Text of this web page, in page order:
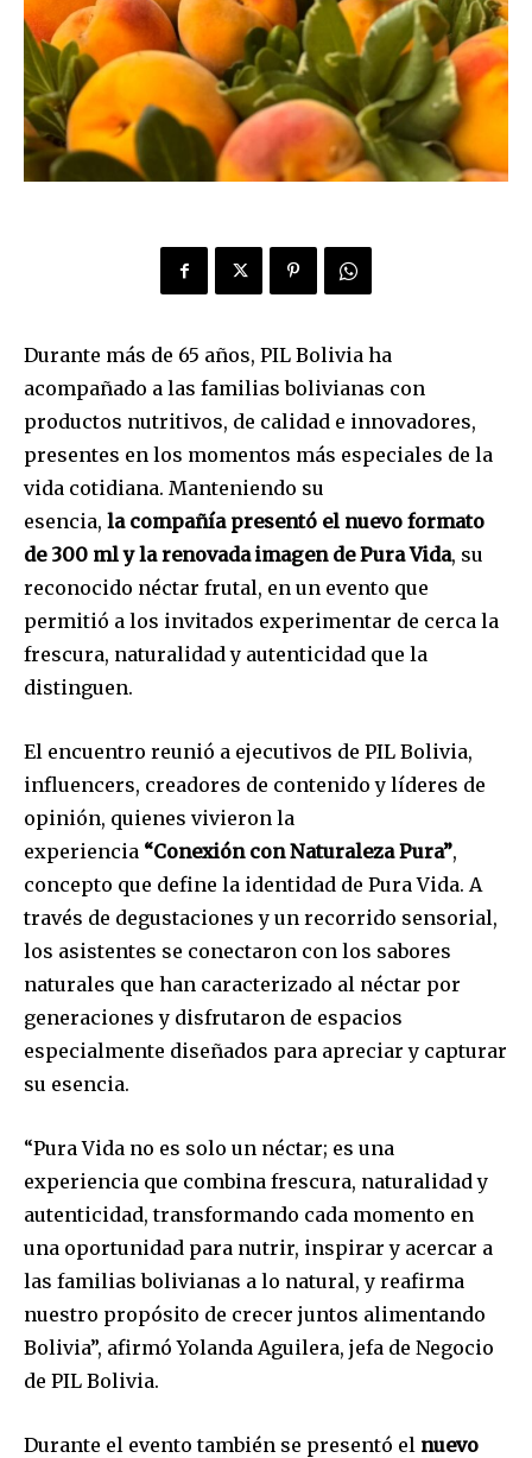
Durante más de 65 años, PIL Bolivia ha
acompañado a las familias bolivianas con
productos nutritivos, de calidad e innovadores,
presentes en los momentos más especiales de la
vida cotidiana. Manteniendo su
esencia, la compañía presentó el nuevo formato
de 300 ml yla renovada imagen de Pura Vida, su
reconocido néctar frutal, en un evento que
permitió a los invitados experimentar de cerca la
frescura, naturalidad y autenticidad que la
distinguen.
El encuentro reunió a ejecutivos de PIL Bolivia,
influencers, creadores de contenido y líderes de
opinión, quienes vivieron la
experiencia “Conexión con Naturaleza Pura”,
concepto que define la identidad de Pura Vida. A
través de degustaciones y un recorrido sensorial,
los asistentes se conectaron con los sabores
naturales que han caracterizado al néctar por
generaciones y disfrutaron de espacios
especialmente diseñados para apreciar y capturar
su esencia.
“Pura Vida no es solo un néctar; es una
experiencia que combina frescura, naturalidad y
autenticidad, transformando cada momento en
una oportunidad para nutrir, inspirar y acercar a
las familias bolivianas a lo natural, y reafirma
nuestro propósito de crecer juntos alimentando
Bolivia”, afirmó Yolanda Aguilera, jefa de Negocio
de PIL Bolivia.
Durante el evento también se presentó el nuevo